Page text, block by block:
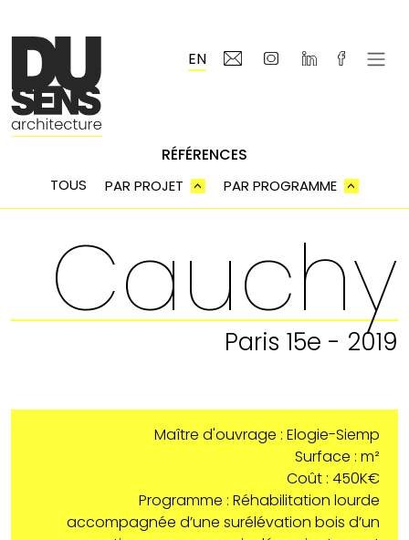
au
contenu
EN
RÉFÉRENCES
TOUS PAR PROJET PAR PROGRAMME
Cauchy
Paris 15e - 2019
Maître d'ouvrage : Elogie-Siemp
Surface : m²
Coût : 450K€
Programme : Réhabilitation lourde
accompagnée d’une surélévation bois d’un